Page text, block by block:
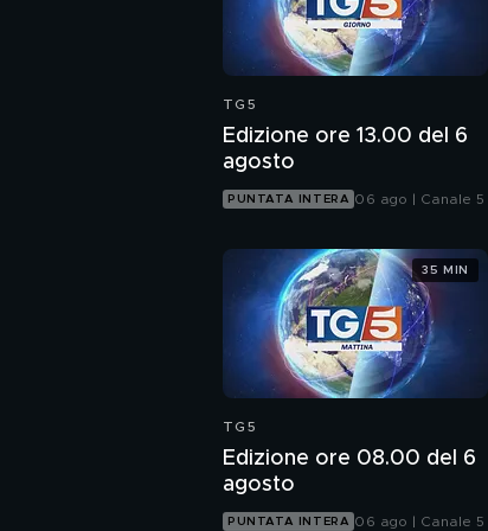
TG5
Edizione ore 13.00 del 6
agosto
PUNTATA INTERA 06 ago | Canale 5
TG5
Edizione ore 08.00 del 6
agosto
PUNTATA INTERA 06 ago | Canale 5
35 MIN